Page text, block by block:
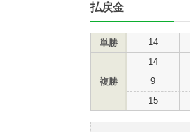
払戻金
単勝 14
複勝
14
9
15